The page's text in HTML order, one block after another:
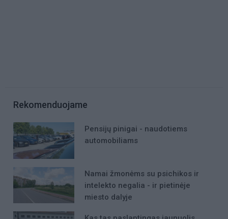
Rekomenduojame
Pensijų pinigai - naudotiems
automobiliams
Namai žmonėms su psichikos ir
intelekto negalia - ir pietinėje
miesto dalyje